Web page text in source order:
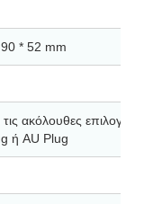
* 52 mm
τις ακόλουθες
ή AU Plug